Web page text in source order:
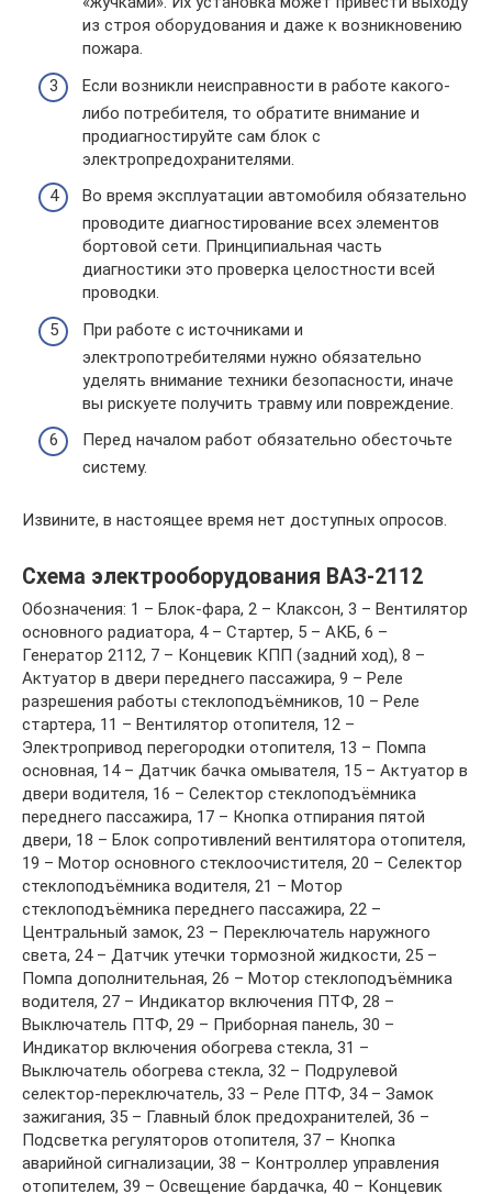
из строя оборудования и даже к возникновению
пожара.
Если возникли неисправности в работе какого-
либо потребителя, то обратите внимание и
продиагностируйте сам блок с
электропредохранителями.
Во время эксплуатации автомобиля обязательно
проводите диагностирование всех элементов
бортовой сети. Принципиальная часть
диагностики это проверка целостности всей
проводки.
При работе с источниками и
электропотребителями нужно обязательно
уделять внимание техники безопасности, иначе
вы рискуете получить травму или повреждение.
Перед началом работ обязательно обесточьте
систему.
Извините, в настоящее время нет доступных опросов.
Схема электрооборудования ВАЗ-2112
Обозначения: 1 – Блок-фара, 2 – Клаксон, 3 – Вентилятор
основного радиатора, 4 – Стартер, 5 – АКБ, 6 –
Генератор 2112, 7 – Концевик КПП (задний ход), 8 –
Актуатор в двери переднего пассажира, 9 – Реле
разрешения работы стеклоподъёмников, 10 – Реле
стартера, 11 – Вентилятор отопителя, 12 –
Электропривод перегородки отопителя, 13 – Помпа
основная, 14 – Датчик бачка омывателя, 15 – Актуатор в
двери водителя, 16 – Селектор стеклоподъёмника
переднего пассажира, 17 – Кнопка отпирания пятой
двери, 18 – Блок сопротивлений вентилятора отопителя,
19 – Мотор основного стеклоочистителя, 20 – Селектор
стеклоподъёмника водителя, 21 – Мотор
стеклоподъёмника переднего пассажира, 22 –
Центральный замок, 23 – Переключатель наружного
света, 24 – Датчик утечки тормозной жидкости, 25 –
Помпа дополнительная, 26 – Мотор стеклоподъёмника
водителя, 27 – Индикатор включения ПТФ, 28 –
Выключатель ПТФ, 29 – Приборная панель, 30 –
Индикатор включения обогрева стекла, 31 –
Выключатель обогрева стекла, 32 – Подрулевой
селектор-переключатель, 33 – Реле ПТФ, 34 – Замок
зажигания, 35 – Главный блок предохранителей, 36 –
Подсветка регуляторов отопителя, 37 – Кнопка
аварийной сигнализации, 38 – Контроллер управления
отопителем, 39 – Освещение бардачка, 40 – Концевик